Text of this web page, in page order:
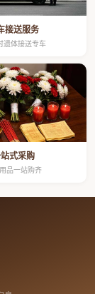
接送服务
遗体接送专车
式采购
品一站购齐